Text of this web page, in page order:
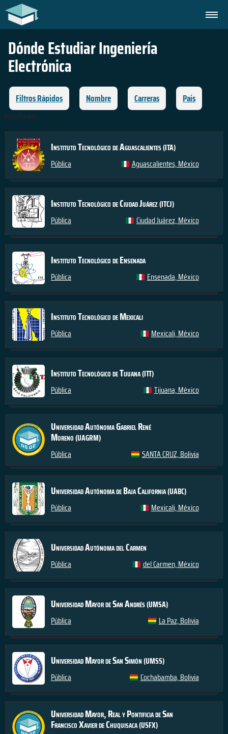
Dónde EstudiarIngeniería
Electrónica
Filtros Rápidos Nombre Carreras Pais
Resultados
Instituto Tecnológico de Aguascalientes(ITA)
Pública Aguascalientes, México
Instituto Tecnológico de Ciudad Juárez(ITCJ)
Pública Ciudad Juárez, México
Instituto Tecnológico de Ensenada
Pública Ensenada, México
Instituto Tecnológico de Mexicali
Pública Mexicali, México
Instituto Tecnológico de Tijuana(ITT)
Pública Tijuana, México
Universidad Autónoma Gabriel René
Moreno(UAGRM)
Pública SANTA CRUZ, Bolivia
Universidad Autónoma de Baja California(UABC)
Pública Mexicali, México
Universidad Autónoma del Carmen
Pública del Carmen, México
Universidad Mayor de San Andrés(UMSA)
Pública La Paz, Bolivia
Universidad Mayor de San Simón(UMSS)
Pública Cochabamba, Bolivia
Universidad Mayor, Real y Pontificia de San
Francisco Xavier de Chuquisaca(USFX)